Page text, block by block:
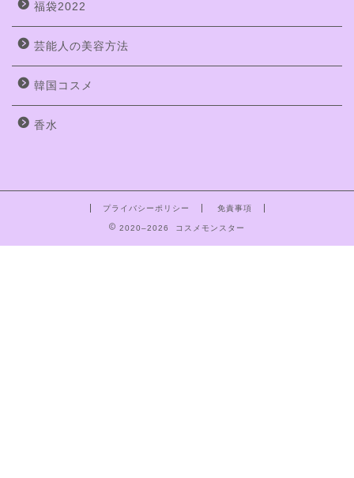
福袋2022
芸能人の美容方法
韓国コスメ
香水
プライバシーポリシー 免責事項
2020–2026 コスメモンスター